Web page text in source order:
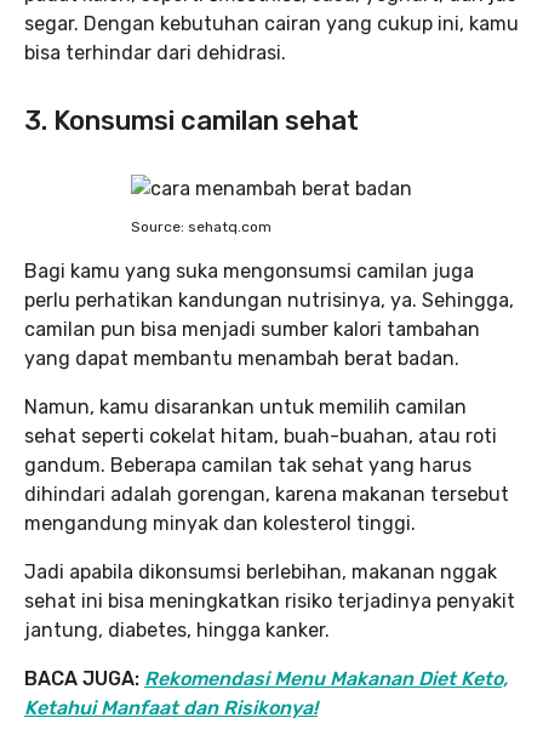
segar. Dengan kebutuhan cairan yang cukup ini, kamu
bisa terhindar dari dehidrasi.
3. Konsumsi camilan sehat
Source: sehatq.com
Bagi kamu yang suka mengonsumsi camilan juga
perlu perhatikan kandungan nutrisinya, ya. Sehingga,
camilan pun bisa menjadi sumber kalori tambahan
yang dapat membantu menambah berat badan.
Namun, kamu disarankan untuk memilih camilan
sehat seperti cokelat hitam, buah-buahan, atau roti
gandum. Beberapa camilan tak sehat yang harus
dihindari adalah gorengan, karena makanan tersebut
mengandung minyak dan kolesterol tinggi.
Jadi apabila dikonsumsi berlebihan, makanan nggak
sehat ini bisa meningkatkan risiko terjadinya penyakit
jantung, diabetes, hingga kanker.
BACA JUGA: Rekomendasi Menu Makanan Diet Keto,
Ketahui Manfaat dan Risikonya!